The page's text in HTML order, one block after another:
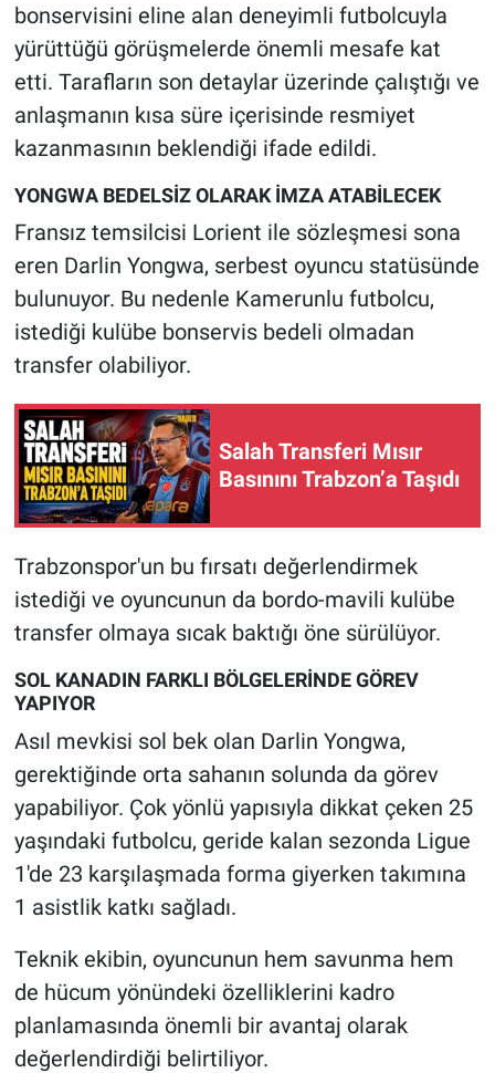
bonservisini eline alan deneyimli futbolcuyla
yürüttüğü görüşmelerde önemli mesafe kat
etti. Tarafların son detaylar üzerinde çalıştığı ve
anlaşmanın kısa süre içerisinde resmiyet
kazanmasının beklendiği ifade edildi.
YONGWA BEDELSİZ OLARAK İMZA ATABİLECEK
Fransız temsilcisi Lorient ile sözleşmesi sona
eren Darlin Yongwa, serbest oyuncu statüsünde
bulunuyor. Bu nedenle Kamerunlu futbolcu,
istediği kulübe bonservis bedeli olmadan
transfer olabiliyor.
Salah Transferi Mısır
Basınını Trabzon’a Taşıdı
Trabzonspor'un bu fırsatı değerlendirmek
istediği ve oyuncunun da bordo-mavili kulübe
transfer olmaya sıcak baktığı öne sürülüyor.
SOL KANADIN FARKLI BÖLGELERİNDE GÖREV
YAPIYOR
Asıl mevkisi sol bek olan Darlin Yongwa,
gerektiğinde orta sahanın solunda da görev
yapabiliyor. Çok yönlü yapısıyla dikkat çeken 25
yaşındaki futbolcu, geride kalan sezonda Ligue
1'de 23 karşılaşmada forma giyerken takımına
1 asistlik katkı sağladı.
Teknik ekibin, oyuncunun hem savunma hem
de hücum yönündeki özelliklerini kadro
planlamasında önemli bir avantaj olarak
değerlendirdiği belirtiliyor.